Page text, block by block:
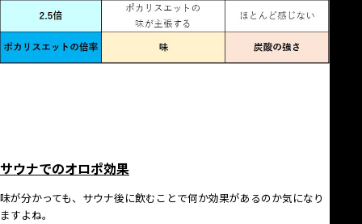
サウナでのオロポ効果
味が分かっても、サウナ後に飲むことで何か効果があるのか気になり
ますよね。